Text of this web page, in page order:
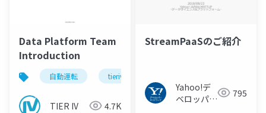
Data Platform Team
Introduction
自動運転 tieriv
TIER IV 4.7K
StreamPaaSのご紹介
Yahoo!デ
ベロッパー
795